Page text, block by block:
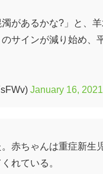
があるかな?」と、
サインが減り始め、
January 16, 2021
赤ちゃんは重症新生
れている。